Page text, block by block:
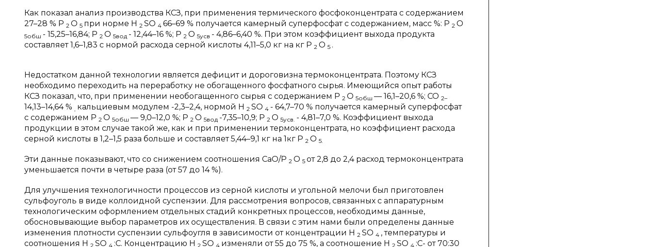
Как показал анализ производства КСЗ, при применения термического фосфоконцентрата с содержанием
27–28 % P 2 O 5 при норме H 2 SO 4 66–69 % получается камерный суперфосфат с содержанием, масс %: P 2 O
5обш - 15,25–16,84; P 2 O 5вод - 12,44–16 %; P 2 O 5усв - 4,86–6,40 %. При этом коэффициент выхода продукта
составляет 1,6–1,83 с нормой расхода серной кислоты 4,11–5,0 кг на кг P 2 O 5 .
Недостатком данной технологии является дефицит и дороговизна термоконцентрата. Поэтому КСЗ
необходимо переходить на переработку не обогащенного фосфатного сырья. Имеющийся опыт работы
КСЗ показал, что, при применении необогащенного сырья с содержанием P 2 O 5обш — 16,1–20,6 %; СО 2–
14,13–14,64 % , кальциевым модулем -2,3–2,4, нормой H 2 SO 4 - 64,7–70 % получается камерный суперфосфат
с содержанием P 2 O 5обш — 9,0–12,0 %; P 2 O 5вод -7,35–10,9; P 2 O 5усв. - 4,81–7,0 %. Коэффициент выхода
продукции в этом случае такой же, как и при применении термоконцентрата, но коэффициент расхода
серной кислоты в 1,2–1,5 раза больше и составляет 5,44–9,1 кг на 1кг P 2 O 5.
Эти данные показывают, что со снижением соотношения СаО/Р 2 О 5 от 2,8 до 2,4 расход термоконцентрата
уменьшается почти в четыре раза (от 57 до 14 %).
Для улучшения технологичности процессов из серной кислоты и угольной мелочи был приготовлен
сульфоуголь в виде коллоидной суспензии. Для рассмотрения вопросов, связанных с аппаратурным
технологическим оформлением отдельных стадий конкретных процессов, необходимы данные,
обосновывающие выбор параметров их осуществления. В связи с этим нами были определены данные
изменения плотности суспензии сульфоугля в зависимости от концентрации H 2 SO 4 , температуры и
соотношения H 2 SO 4 :С. Концентрацию H 2 SO 4 изменяли от 55 до 75 %, а соотношение H 2 SO 4 :C- от 70:30